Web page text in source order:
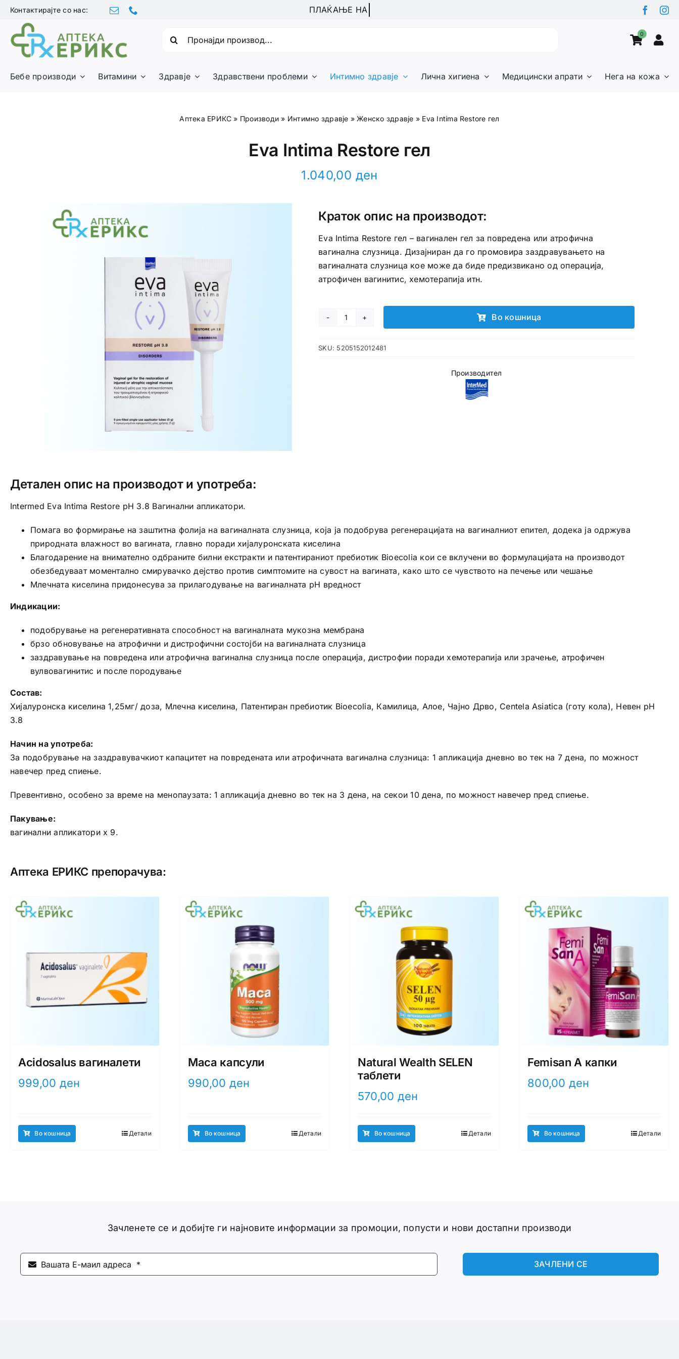
Skip
content
Контактирајте со нас:
0
Бебе производи Витамини Здравје Здравствени проблеми Интимно здравје Лична хигиена Медицински апрати Нега на кожа
Аптека ЕРИКС » Производи » Интимно здравје » Женско здравје » Eva Intima Restore гел
Eva Intima Restore гел
1.040,00 ден
Краток опис на производот:
Eva Intima Restore гел – вагинален гел за повредена или атрофична
вагинална слузница. Дизајниран да го промовира заздравувањето на
вагиналната слузница кое може да биде предизвикано од операција,
атрофичен вагинитис, хемотерапија итн.
Eva
Restore
Во кошница
SKU: 5205152012481
Производител
Детален опис на производот и употреба:
Intermed Eva Intima Restore pH 3.8 Вагинални апликатори.
Помага во формирање на заштитна фолија на вагиналната слузница, која ја подобрува регенерацијата на вагиналниот епител, додека ја одржува
природната влажност во вагината, главно поради хијалуронската киселина
Благодарение на внимателно одбраните билни екстракти и патентираниот пребиотик Bioecolia кои се вклучени во формулацијата на производот
обезбедуваат моментално смирувачко дејство против симптомите на сувост на вагината, како што се чувството на печење или чешање
Млечната киселина придонесува за прилагодување на вагиналната pH вредност
Индикации:
подобрување на регенеративната способност на вагиналната мукозна мембрана
брзо обновување на атрофични и дистрофични состојби на вагиналната слузница
заздравување на повредена или атрофична вагинална слузница после операција, дистрофии поради хемотерапија или зрачење, атрофичен
вулвовагинитис и после породување
Состав:
Хијалуронска киселина 1,25мг/ доза, Млечна киселина, Патентиран пребиотик Bioecolia, Камилица, Алое, Чајно Дрво, Centela Asiatica (готу кола), Невен pH
3.8
Начин на употреба:
За подобрување на заздравувачкиот капацитет на повредената или атрофичната вагинална слузница: 1 апликација дневно во тек на 7 дена, по можност
навечер пред спиење.
Превентивно, особено за време на менопаузата: 1 апликација дневно во тек на 3 дена, на секои 10 дена, по можност навечер пред спиење.
Пакување:
вагинални апликатори x 9.
Аптека ЕРИКС препорачува:
Acidosalus вагиналети
999,00 ден
Во кошница Детали
Maca капсули
990,00 ден
Во кошница Детали
Natural Wealth SELEN
таблети
570,00 ден
Во кошница Детали
Femisan A капки
800,00 ден
Во кошница Детали
Зачленете се и добијте ги најновите информации за промоции, попусти и нови достапни производи
ЗАЧЛЕНИ СЕ